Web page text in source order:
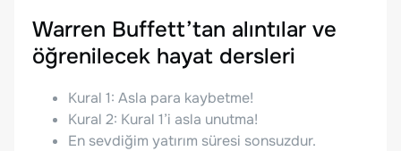
Warren Buffett’tan alıntılar ve
öğrenilecek hayat dersleri
Kural 1: Asla para kaybetme!
Kural 2: Kural 1’i asla unutma!
En sevdiğim yatırım süresi sonsuzdur.